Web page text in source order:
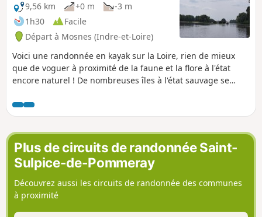
9,56 km
+0 m
-3 m
1h30
Facile
Départ à Mosnes (Indre-et-Loire)
Voici une randonnée en kayak sur la Loire, rien de mieux
que de voguer à proximité de la faune et la flore à l'état
encore naturel ! De nombreuses îles à l'état sauvage se
une pause pique-nique, gouter ou encore un bivouac sur
l'une d'entre elles. Et enfin, à l'arrivée à Chenonceaux, vous
avez une vue sur le château.
Plus de circuits de randonnée Saint-
Sulpice-de-Pommeray
Découvrez aussi les circuits de randonnée des communes
à proximité